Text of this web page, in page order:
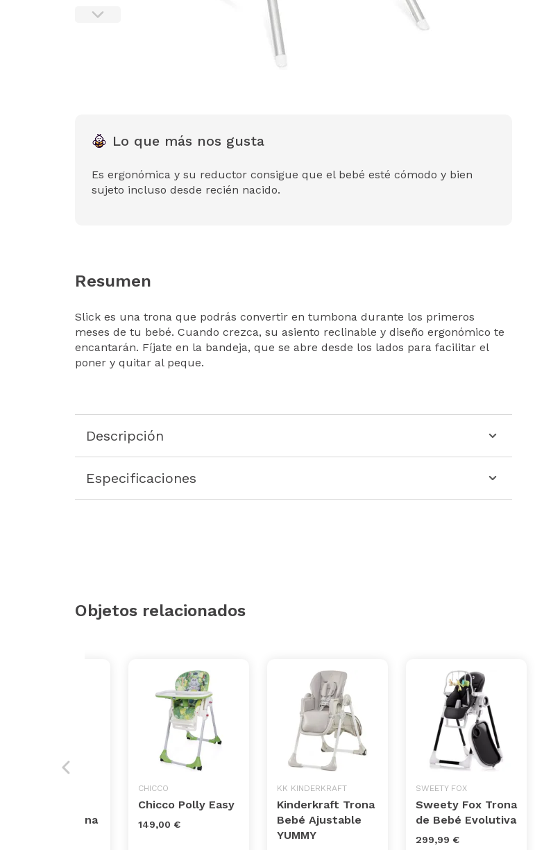
Lo que más nos gusta
Es ergonómica y su reductor consigue que el bebé esté cómodo y bien
sujeto incluso desde recién nacido.
Resumen
Slick es una trona que podrás convertir en tumbona durante los primeros
meses de tu bebé. Cuando crezca, su asiento reclinable y diseño ergonómico te
encantarán. Fíjate en la bandeja, que se abre desde los lados para facilitar el
poner y quitar al peque.
Descripción
Especificaciones
Objetos relacionados
Trona
CHICCO
Chicco Polly Easy
149,00 €
KK KINDERKRAFT
Kinderkraft Trona
Bebé Ajustable
YUMMY
SWEETY FOX
Sweety Fox Trona
de Bebé Evolutiva
299,99 €